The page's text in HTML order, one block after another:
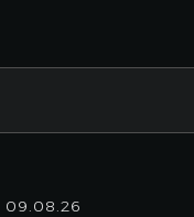
09.08.26